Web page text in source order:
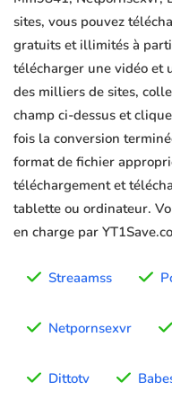
sites, vous pouvez
gratuits et illimités à
télécharger une vidéo et
des milliers de sites,
champ ci-dessus et
fois la conversion
format de fichier
téléchargement et
tablette ou ordinateur.
en charge par
Streaamss
Netpornsexvr
Dittotv